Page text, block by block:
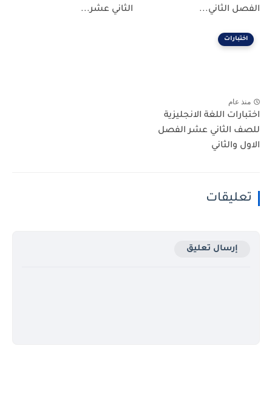
الفصل الثاني...
الثاني عشر...
اختبارات
منذ عام
اختبارات اللغة الانجليزية
للصف الثاني عشر الفصل
الاول والثاني
تعليقات
إرسال تعليق